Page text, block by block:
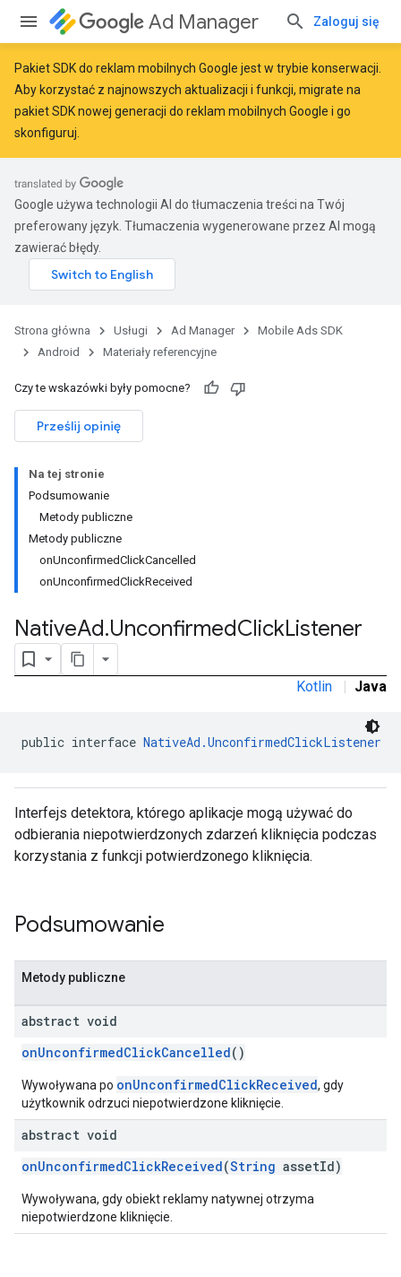
Ad Manager Zaloguj się
Pakiet SDK do reklam mobilnych Google jest w trybie konserwacji.
Aby korzystać z najnowszych aktualizacji i funkcji, migrate na
pakiet SDK nowej generacji do reklam mobilnych Google i go
skonfiguruj.
Google używa technologii AI do tłumaczenia treści na Twój
preferowany język. Tłumaczenia wygenerowane przez AI mogą
zawierać błędy.
Strona główna Usługi Ad Manager
Mobile Ads SDK
Android
Materiały referencyjne
Czy te wskazówki były pomocne?
Prześlij opinię
Na tej stronie
Podsumowanie
Metody publiczne
Metody publiczne
onUnconfirmedClickCancelled
onUnconfirmedClickReceived
NativeAd.UnconfirmedClickListener
Kotlin | Java
public interface NativeAd.UnconfirmedClickListener
Interfejs detektora, którego aplikacje mogą używać do
odbierania niepotwierdzonych zdarzeń kliknięcia podczas
korzystania z funkcji potwierdzonego kliknięcia.
Podsumowanie
Metody publiczne
abstract void
onUnconfirmedClickCancelled()
Wywoływana po onUnconfirmedClickReceived, gdy
użytkownik odrzuci niepotwierdzone kliknięcie.
abstract void
onUnconfirmedClickReceived(String assetId)
Wywoływana, gdy obiekt reklamy natywnej otrzyma
niepotwierdzone kliknięcie.